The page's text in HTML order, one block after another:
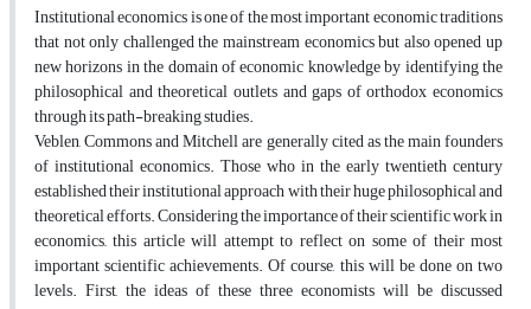
Institutional economics is one of the most important economic traditions
that not only challenged the mainstream economics but also opened up
new horizons in the domain of economic knowledge by identifying the
philosophical and theoretical outlets and gaps of orthodox economics
through its path-breaking studies.
Veblen, Commons and Mitchell are generally cited as the main founders
of institutional economics. Those who in the early twentieth century
established their institutional approach with their huge philosophical and
theoretical efforts. Considering the importance of their scientific work in
economics,, this article will attempt to reflect on some of their most
important scientific achievements. Of course, this will be done on two
levels. First, the ideas of these three economists will be discussed